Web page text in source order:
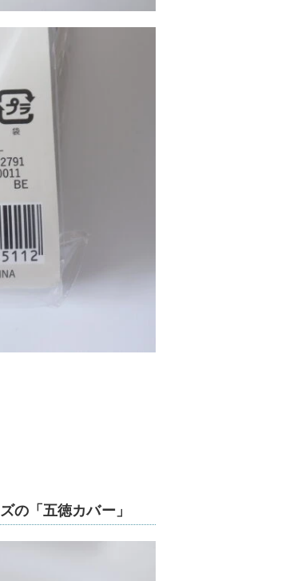
の「五徳カバー」